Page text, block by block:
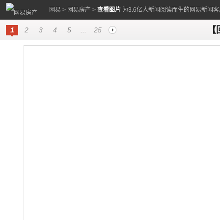
网易 > 网易房产 > 查看图片 为3.6亿人新闻阅读而生的网易新闻
1 2 3 4 5 25